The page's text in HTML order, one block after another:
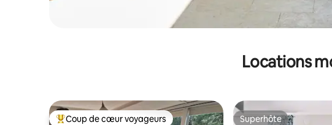
Locations
Coup de cœur voyageurs Superhôte